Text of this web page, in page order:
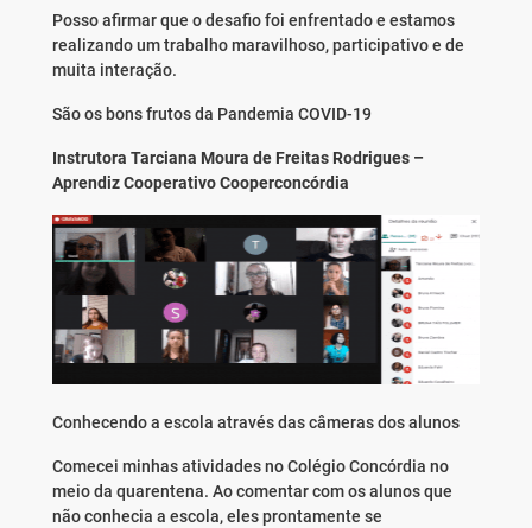
Posso afirmar que o desafio foi enfrentado e estamos
realizando um trabalho maravilhoso, participativo e de
muita interação.
São os bons frutos da Pandemia COVID-19
Instrutora Tarciana Moura de Freitas Rodrigues –
Aprendiz Cooperativo Cooperconcórdia
Conhecendo a escola através das câmeras dos alunos
Comecei minhas atividades no Colégio Concórdia no
meio da quarentena. Ao comentar com os alunos que
não conhecia a escola, eles prontamente se